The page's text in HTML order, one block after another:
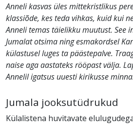
Anneli kasvas üles mittekristlikus
klassiõde, kes teda vihkas, kuid kui
Anneli temas täielikku muutust. See
Jumalat otsima ning esmakordsel
külastusel luges ta päästepalve.
naise aga aastateks rööpast välja.
Annelil igatsus uuesti kirikusse
Jumala jooksutüdrukud
Külalistena huvitavate